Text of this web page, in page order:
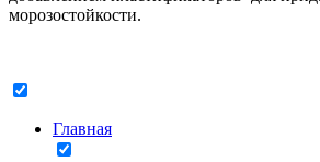
морозостойкости.
Главная